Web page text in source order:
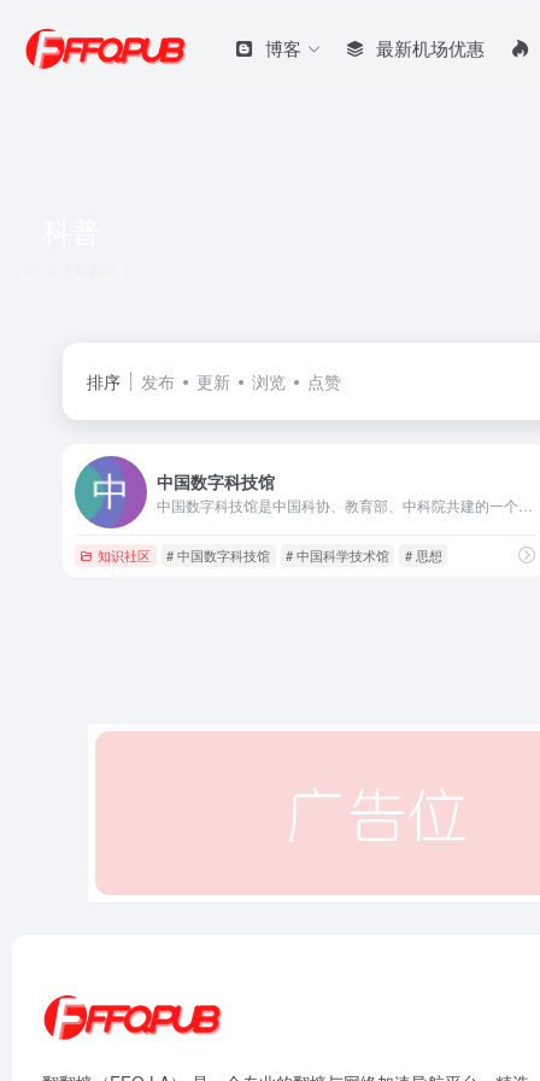
博客 最新机场优惠
排序 发布 更新 浏览 点赞
中国数字科技馆
知识社区 # 中国数字科技馆 # 中国科学技术馆 # 思想